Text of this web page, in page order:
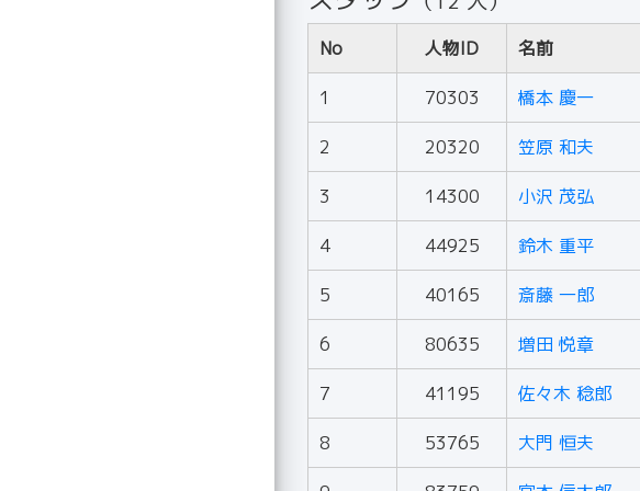
No 人物ID 名前
1 70303 橋本 慶一
2 20320 笠原 和夫
3 14300 小沢 茂弘
4 44925 鈴木 重平
5 40165 斎藤 一郎
6 80635 増田 悦章
7 41195 佐々木 稔郎
8 53765 大門 恒夫